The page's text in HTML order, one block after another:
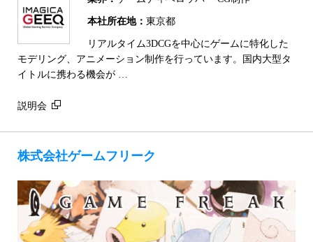
本社所在地： 東京都
リアルタイム3DCGを中心にゲームに特化した
モデリング、アニメーション制作を行っています。国内大型タ
イトルに携わる機会が …
説明会
株式会社ゲームフリーク